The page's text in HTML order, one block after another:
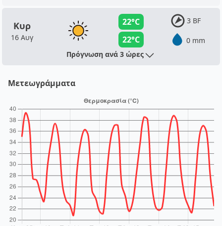
Κυρ
16 Αυγ
22°C
22°C
3 BF
0 mm
Πρόγνωση ανά 3 ώρες
Μετεωγράμματα